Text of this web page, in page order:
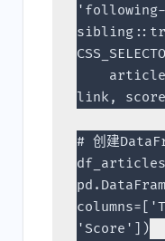
'following-
link,
# 创建
'Score'])